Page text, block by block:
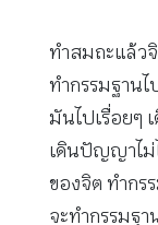
ทำสมถะแล้ว
ทำกรรมฐาน
มันไปเรื่อยๆ
เดินปัญญาไม่
ของจิต ทำกร
จะทำกรรมฐา